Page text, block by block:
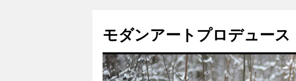
モダンアートプロデュース